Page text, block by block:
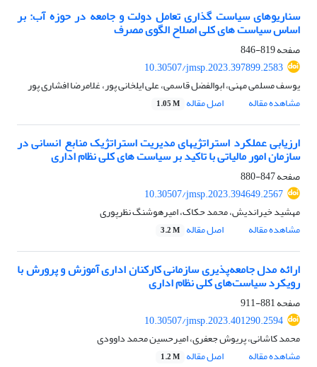
سناریوهای سیاست گذاری تعامل دولت و جامعه در حوزه آب: بر
اساس سیاست های کلی اصلاح الگوی مصرف
صفحه819-846
10.30507/jmsp.2023.397899.2583
یوسف مسلمی مهنی، ابوالفضل قاسمی، علی ایلخانی پور، غلامرضا افشاری پور
مشاهده مقاله
اصل مقاله 1.05 M
ارزیابی عملکرد استراتژیهای مدیریت استراتژیک منابع انسانی در
سازمان امور مالیاتی با تاکید بر سیاست های کلی نظام اداری
صفحه847-880
10.30507/jmsp.2023.394649.2567
مهشید خیراندیش، محمد حکاک، امیرهوشنگ نظرپوری
مشاهده مقاله
اصل مقاله 3.2 M
ارائه مدل جامعه‌پذیری سازمانی کارکنان اداری آموزش و پرورش با
رویکرد سیاست‌‌های کلی نظام اداری
صفحه881-911
10.30507/jmsp.2023.401290.2594
محمد کاشانی، پریوش جعفری، امیرحسین محمد داوودی
مشاهده مقاله
اصل مقاله 1.2 M